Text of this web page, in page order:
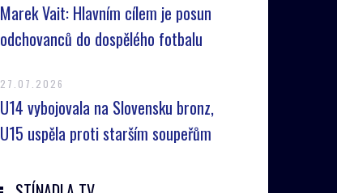
Marek Vait: Hlavním cílem je posun
odchovanců do dospělého fotbalu
27.07.2026
U14 vybojovala na Slovensku bronz,
U15 uspěla proti starším soupeřům